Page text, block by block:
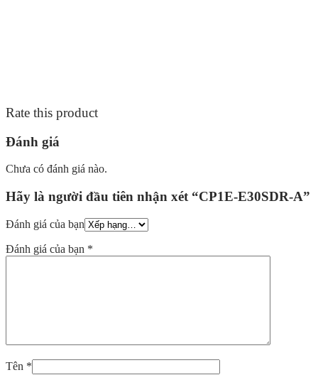
Rate this product
Đánh giá
Chưa có đánh giá nào.
Hãy là người đầu tiên nhận xét “CP1E-E30SDR-A”
Đánh giá của bạn
Đánh giá của bạn *
Tên *